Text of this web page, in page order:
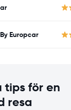
Europcar
tips för en
resa